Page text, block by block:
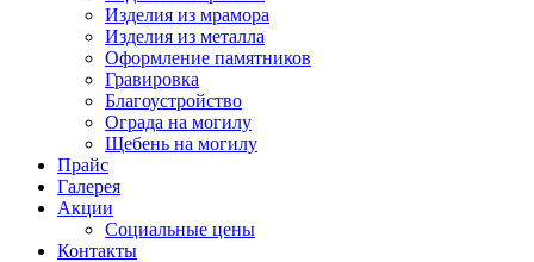
Изделия из мрамора
Изделия из металла
Оформление памятников
Гравировка
Благоустройство
Ограда на могилу
Щебень на могилу
Прайс
Галерея
Акции
Социальные цены
Контакты